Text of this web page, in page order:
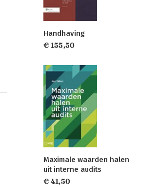
Handhaving
€ 155,50
Maximale waarden halen
uit interne audits
€ 41,50